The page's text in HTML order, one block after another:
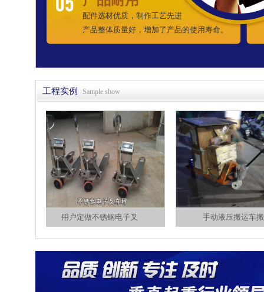
配件选材优质，制作工艺先进
产品整体质量好，增加了产品的使用寿命。
工程实例 Sample show
用户定做不锈钢电子叉 手动液压搬运车搬运沉